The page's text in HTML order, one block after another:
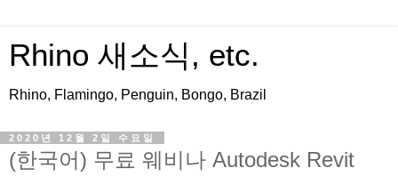
Rhino 새소식, etc.
Rhino, Flamingo, Penguin, Bongo, Brazil
2020년 12월 2일 수요일
(한국어) 무료 웨비나 Autodesk Revit